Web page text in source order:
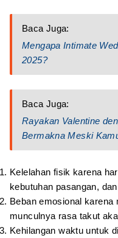
Baca Juga:
Mengapa Intimate
2025?
Baca Juga:
Rayakan Valentine
Bermakna Meski
Kelelahan fisik karena
kebutuhan pasangan,
Beban emosional karena
munculnya rasa takut
Kehilangan waktu untuk